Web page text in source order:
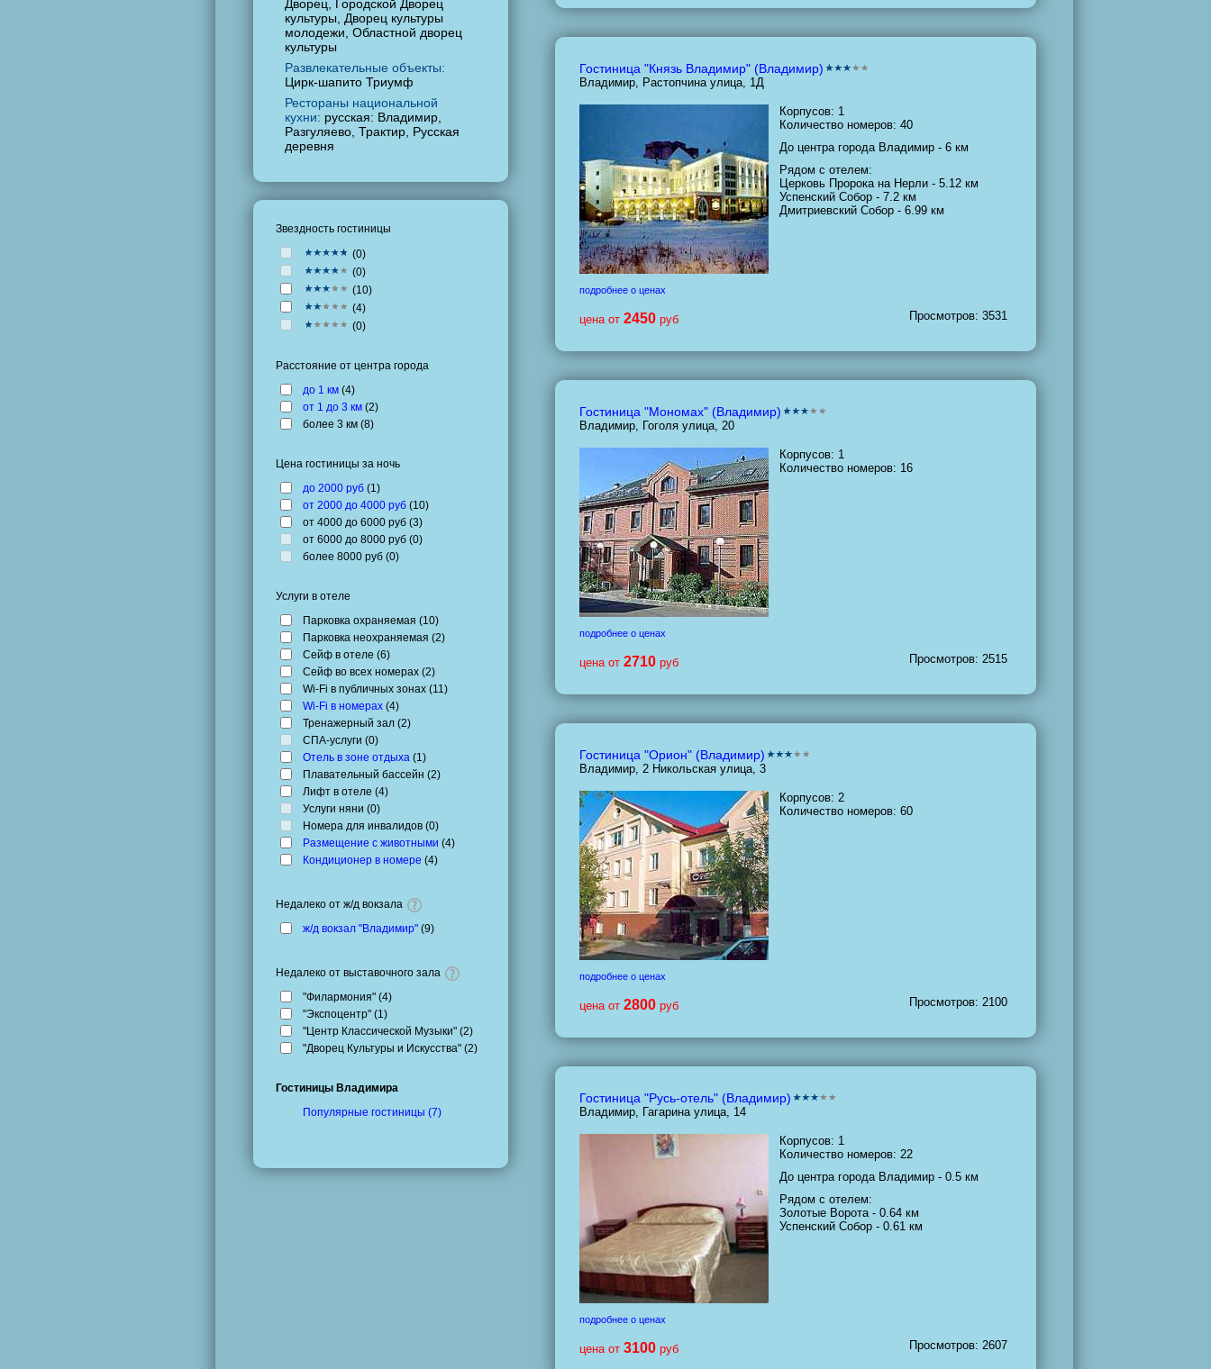
Дворец, Городской Дворец
культуры, Дворец культуры
молодежи, Областной дворец
культуры
Развлекательные объекты:
Цирк-шапито Триумф
Рестораны национальной
кухни: русская: Владимир,
Разгуляево, Трактир, Русская
деревня
Звездность гостиницы
(0)
(0)
(10)
(4)
(0)
Расстояние от центра города
до 1 км (4)
от 1 до 3 км (2)
более 3 км (8)
Цена гостиницы за ночь
до 2000 руб (1 )
от 2000 до 4000 руб (10)
от 4000 до 6000 руб (3)
от 6000 до 8000 руб (0)
более 8000 руб (0)
Услуги в отеле
Парковка охраняемая (10)
Парковка неохраняемая (2)
Сейф в отеле (6)
Сейф во всех номерах (2)
Wi-Fi в публичных зонах (11 )
Wi-Fi в номерах (4)
Тренажерный зал (2)
СПА-услуги (0)
Отель в зоне отдыха (1 )
Плавательный бассейн (2)
Лифт в отеле (4)
Услуги няни (0)
Номера для инвалидов (0)
Размещение с животными (4)
Кондиционер в номере (4)
Недалеко от ж/д вокзала
ж/д вокзал "Владимир" (9)
Недалеко от выставочного зала
"Филармония" (4)
"Экспоцентр" (1 )
"Центр Классической Музыки" (2)
"Дворец Культуры и Искусства" (2)
Гостиницы Владимира
Популярные гостиницы (7)
Гостиница "Князь Владимир" (Владимир)
Владимир, Растопчина улица, 1Д
подробнее о ценах
цена от 2450 руб
Корпусов: 1
Количество номеров: 40
До центра города Владимир - 6 км
Рядом с отелем:
Церковь Пророка на Нерли - 5.12 км
Успенский Собор - 7.2 км
Дмитриевский Собор - 6.99 км
Просмотров: 3531
Гостиница "Мономах" (Владимир)
Владимир, Гоголя улица, 20
подробнее о ценах
цена от 2710 руб
Корпусов: 1
Количество номеров: 16
Просмотров: 2515
Гостиница "Орион" (Владимир)
Владимир, 2 Никольская улица, 3
подробнее о ценах
цена от 2800 руб
Корпусов: 2
Количество номеров: 60
Просмотров: 2100
Гостиница "Русь-отель" (Владимир)
Владимир, Гагарина улица, 14
подробнее о ценах
цена от 3100 руб
Корпусов: 1
Количество номеров: 22
До центра города Владимир - 0.5 км
Рядом с отелем:
Золотые Ворота - 0.64 км
Успенский Собор - 0.61 км
Просмотров: 2607